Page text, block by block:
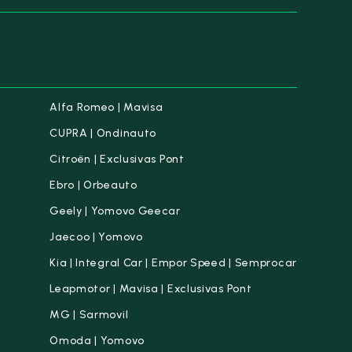
Alfa Romeo | Mavisa
CUPRA | Ondinauto
Citroën | Exclusivas Pont
Ebro | Orbeauto
Geely | Yomovo Geecar
Jaecoo | Yomovo
Kia | Integral Car | Empor Speed | Semprocar
Leapmotor | Mavisa | Exclusivas Pont
MG | Sarmovil
Omoda | Yomovo